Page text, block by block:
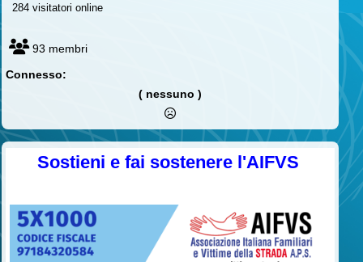
284 visitatori online
93 membri
Connesso:
( nessuno )
Sostieni e fai sostenere l'AIFVS